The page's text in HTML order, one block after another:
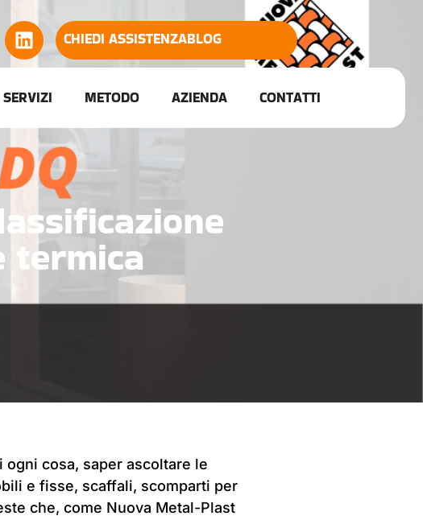
CHIEDI ASSISTENZABLOG
SERVIZI METODO AZIENDA CONTATTI
termica
ogni cosa, saper ascoltare le
e fisse, scaffali, scomparti per
che, come Nuova Metal-Plast